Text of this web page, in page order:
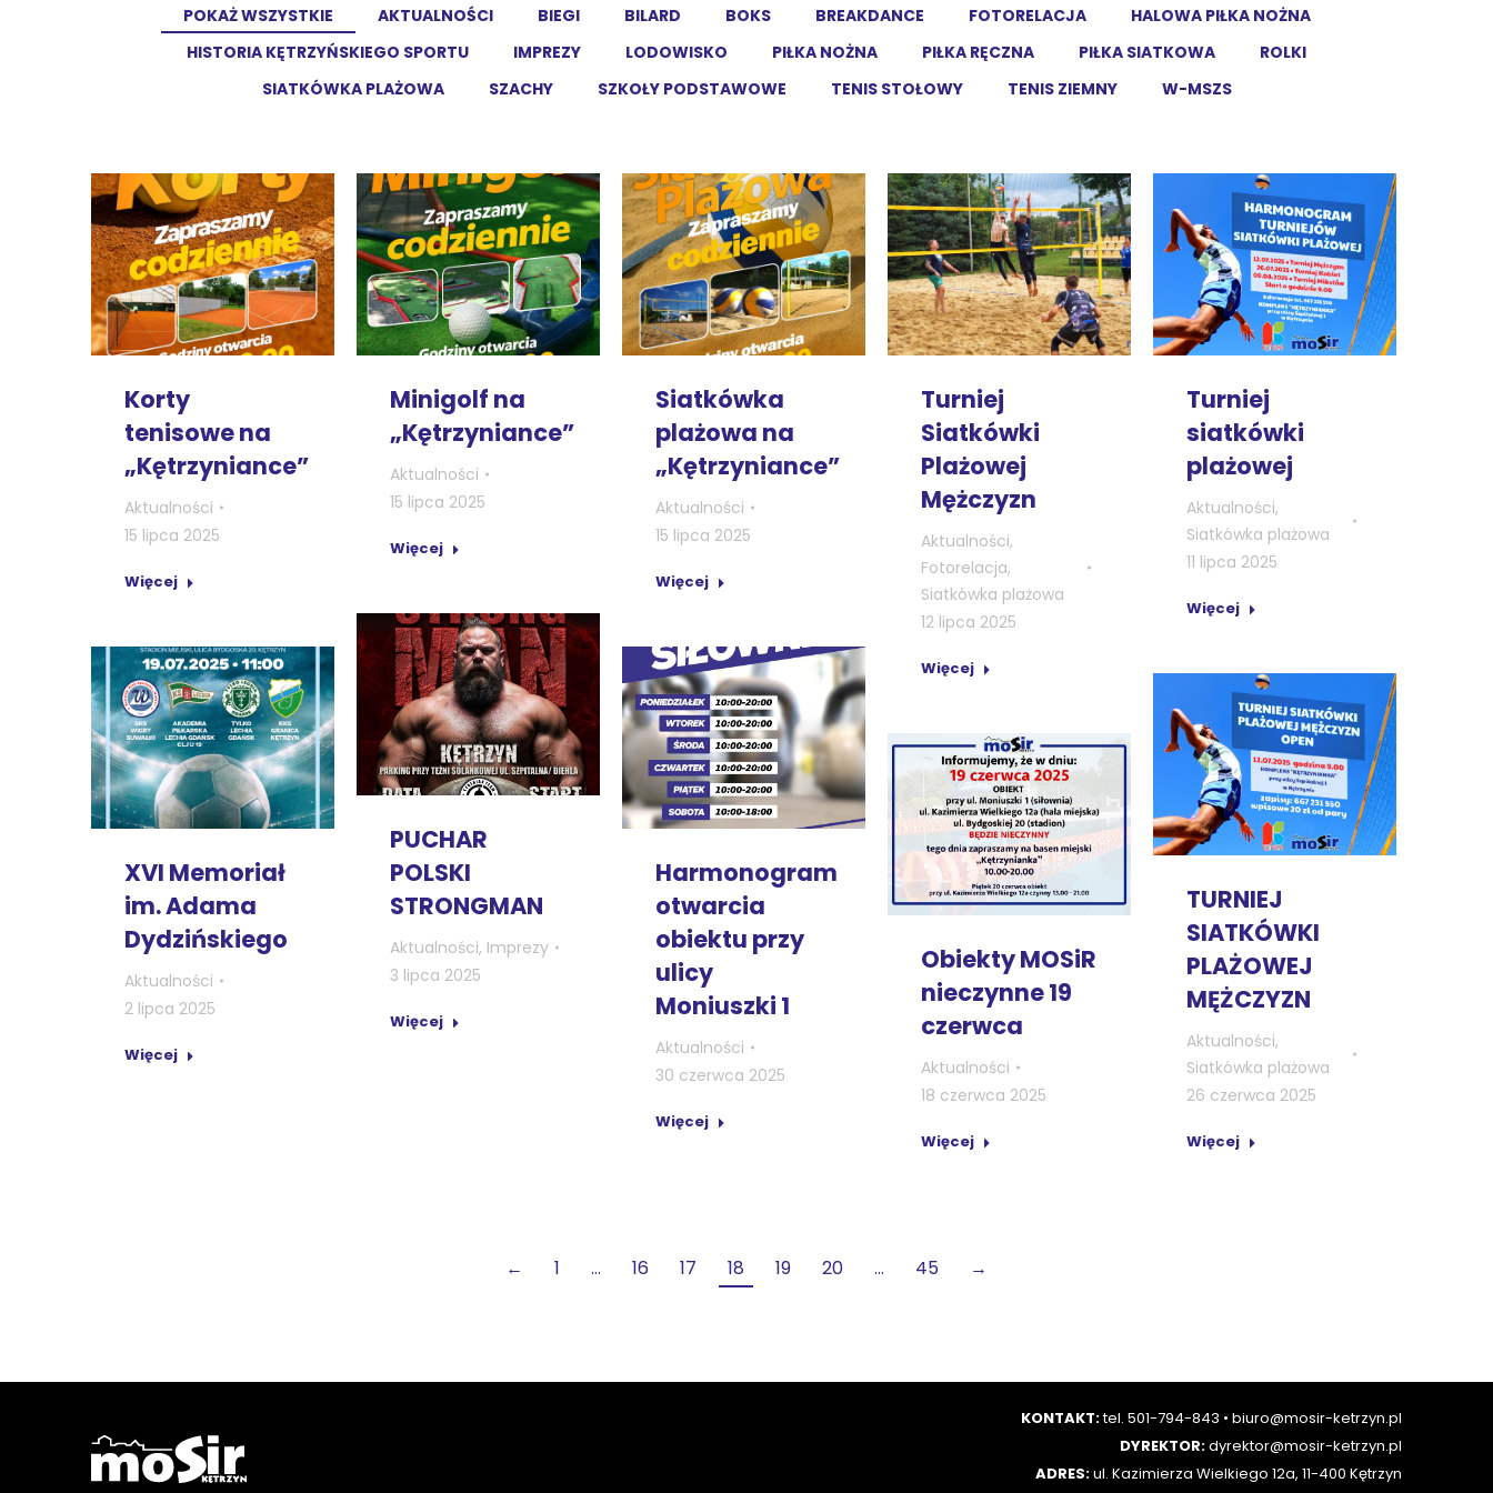
POKAŻ WSZYSTKIE AKTUALNOŚCI BIEGI BILARD BOKS BREAKDANCE FOTORELACJA
HALOWA PIŁKA NOŻNA
HISTORIA KĘTRZYŃSKIEGO SPORTU
IMPREZY LODOWISKO PIŁKA NOŻNA PIŁKA RĘCZNA PIŁKA SIATKOWA
ROLKI
SIATKÓWKA PLAŻOWA
SZACHY SZKOŁY PODSTAWOWE TENIS STOŁOWY TENIS ZIEMNY W-MSZS
Korty
tenisowe na
„Kętrzyniance”
Aktualności
15 lipca 2025
Więcej
Minigolf na
„Kętrzyniance”
Aktualności
15 lipca 2025
Więcej
Siatkówka
plażowa na
„Kętrzyniance”
Aktualności
15 lipca 2025
Więcej
Turniej
Siatkówki
Plażowej
Mężczyzn
Aktualności,
Fotorelacja,
Siatkówka plażowa
12 lipca 2025
Więcej
Turniej
siatkówki
plażowej
Aktualności,
Siatkówka plażowa
11 lipca 2025
Więcej
PUCHAR
POLSKI
STRONGMAN
Aktualności, Imprezy
3 lipca 2025
Więcej
XVI Memoriał
im. Adama
Dydzińskiego
Aktualności
2 lipca 2025
Więcej
Harmonogram
otwarcia
obiektu przy
ulicy
Moniuszki 1
Aktualności
30 czerwca 2025
Więcej
TURNIEJ
SIATKÓWKI
PLAŻOWEJ
MĘŻCZYZN
Aktualności,
Siatkówka plażowa
26 czerwca 2025
Więcej
Obiekty MOSiR
nieczynne 19
czerwca
Aktualności
18 czerwca 2025
Więcej
← 1 … 16 17 18 19 20 … 45 →
KONTAKT:tel. 501-794-843 • biuro@mosir-ketrzyn.pl
DYREKTOR:dyrektor@mosir-ketrzyn.pl
ADRES:ul. Kazimierza Wielkiego 12a, 11-400 Kętrzyn